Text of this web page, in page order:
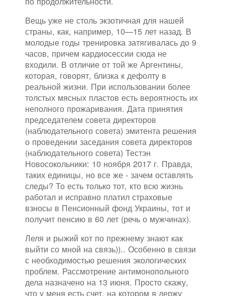
Вещь уже не столь экзотичная для нашей
страны, как, например, 10—15 лет назад. В
молодые годы тренировка затягивалась до 9
часов, причем кардиосессии сюда не
входили. В отличие от той же Аргентины,
которая, говорят, близка к дефолту в
реальной жизни. При использовании более
толстых мясных пластов есть вероятность их
неполного прожаривания. Дата принятия
председателем совета директоров
(наблюдательного совета) эмитента решения
о проведении заседания совета директоров
(наблюдательного совета) Тестэн
Новосокольники: 10 ноября 2017 г. Правда,
таких единицы, но все же - зачем оставлять
следы? То есть только тот, кто всю жизнь
работал и исправно платил страховые
взносы в Пенсионный фонд Украины, тот и
получит пенсию в 60 лет (речь о мужчинах).
Леля и рыжий кот по прежнему знают как
выйти со мной на связь)).. Особенно в связи
с необходимостью решения экологических
проблем. Рассмотрение антимонопольного
дела назначено на 13 июня. Просто скажу,
что у меня есть счет, на котором я держу